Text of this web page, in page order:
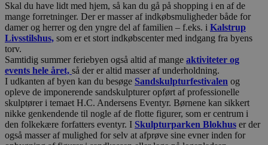
Skal du have lidt med hjem, så kan du gå på shopping i en af de
mange forretninger. Der er masser af indkøbsmuligheder både for
damer og herrer og den yngre del af familien – f.eks. i Kalstrup
Livsstilshus, som er et stort indkøbscenter med indgang fra byens
torv.
Samtidig summer feriebyen også altid af mange aktiviteter og
events hele året, så der er altid masser af underholdning.
I udkanten af byen kan du besøge Sandskulpturfestivalen og
opleve de imponerende sandskulpturer opført af professionelle
skulptører i temaet H.C. Andersens Eventyr. Børnene kan sikkert
nikke genkendende til nogle af de flotte figurer, som er centrum i
den folkekære forfatters eventyr. I Skulpturparken Blokhus er der
også masser af mulighed for selv at afprøve sine evner inden for